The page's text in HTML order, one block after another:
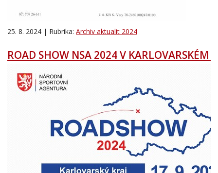
25. 8. 2024 | Rubrika: Archiv aktualit 2024
ROAD SHOW NSA 2024 V KARLOVARSKÉM